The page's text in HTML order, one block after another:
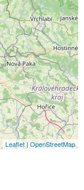
Leaflet| OpenStreetMap